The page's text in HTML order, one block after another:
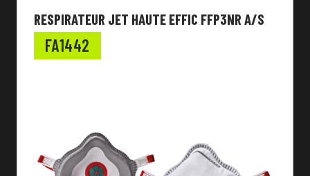
RESPIRATEUR JET HAUTE EFFIC FFP3NR A/S
FA1442